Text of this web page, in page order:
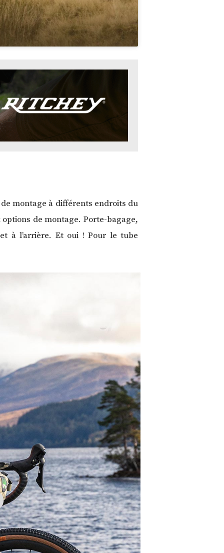
montage à différents endroits du
de montage. Porte-bagage,
à l’arrière. Et oui ! Pour le tube